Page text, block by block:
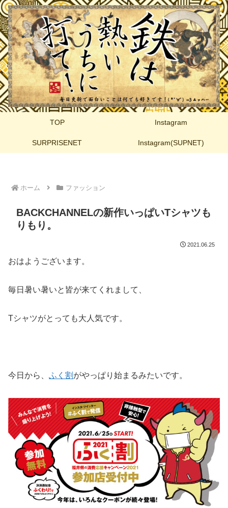
TOP Instagram
SURPRISENET Instagram(SUPNET)
ホーム ファッション
BACKCHANNELの新作いっぱいTシャツも
りもり。
2021.06.25
おはようございます。
毎日暑い暑いと皆が来てくれまして、
Tシャツがとっても大人気です。
今日から、 ふく割 がやっぱり始まるみたいです。